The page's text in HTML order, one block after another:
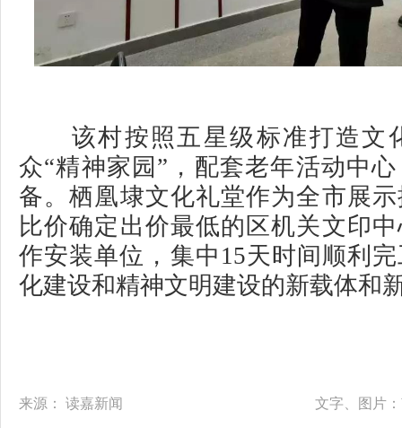
该村按照五星级标准打造文
众“精神家园”，配套老年活动中
备。栖凰埭文化礼堂作为全市展
比价确定出价最低的区机关文印
作安装单位，集中15天时间顺利
化建设和精神文明建设的新载体和
来源： 读嘉新闻 文字、图片